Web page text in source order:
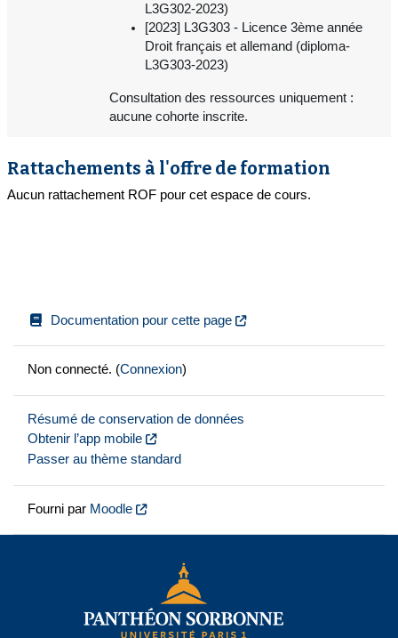
L3G302-2023)
[2023] L3G303 - Licence 3ème année
Droit français et allemand (diploma-
L3G303-2023)
Consultation des ressources uniquement :
aucune cohorte inscrite.
Rattachements à l'offre de formation
Aucun rattachement ROF pour cet espace de cours.
Documentation pour cette page
Non connecté. (Connexion)
Résumé de conservation de données
Obtenir l’app mobile
Passer au thème standard
Fourni par Moodle